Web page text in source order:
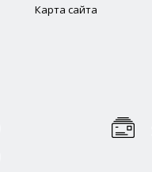
Карта сайта